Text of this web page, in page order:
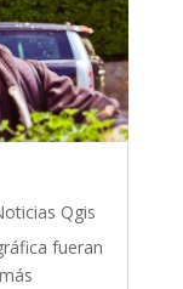
Qgis
fueran